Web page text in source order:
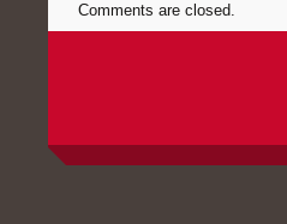
Comments are closed.